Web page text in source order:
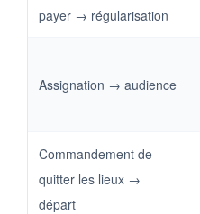
payer → régularisation
Assignation → audience
Commandement de
quitter les lieux →
départ